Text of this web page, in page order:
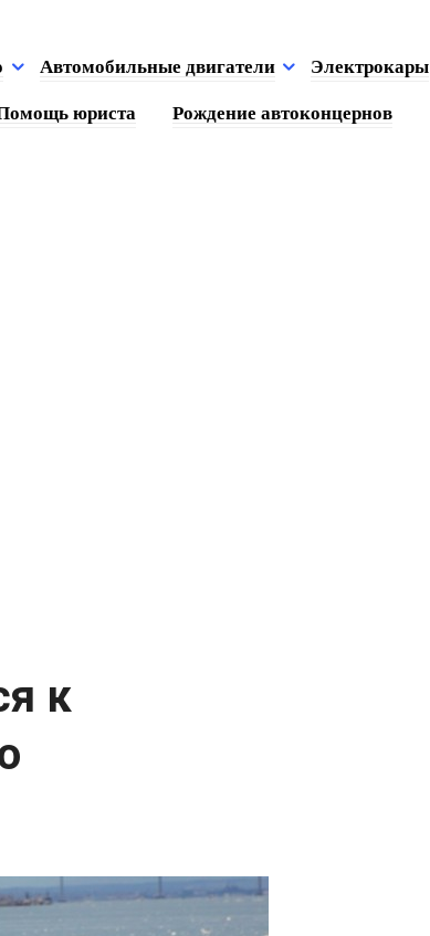
Автомобильные двигатели Электрокары
юриста Рождение автоконцернов
к